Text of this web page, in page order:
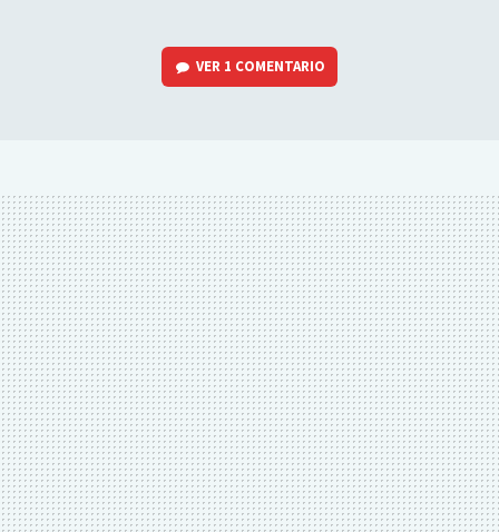
VER 1 COMENTARIO